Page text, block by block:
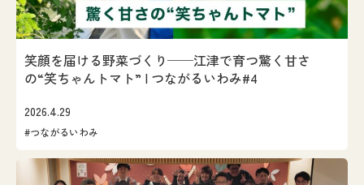
笑顔を届ける野菜づくり──江津で育つ驚く甘さ
の“笑ちゃんトマト” | つながるいわみ#4
2026.4.29
#つながるいわみ